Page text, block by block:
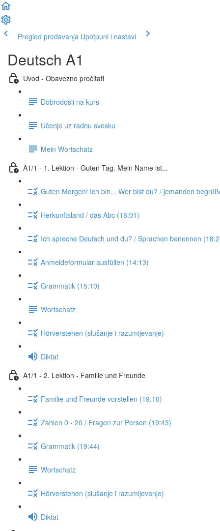
Pregled predavanja Upotpuni i nastavi
Deutsch A1
Uvod - Obavezno pročitati
Dobrodošli na kurs
Učenje uz radnu svesku
Mein Wortschatz
A1/1 - 1. Lektion - Guten Tag. Mein Name ist...
Guten Morgen! Ich bin... Wer bist du? / jemanden
Herkunftsland / das Abc (18:01)
Ich spreche Deutsch und du? / Sprachen benennen
Anmeldeformular ausfüllen (14:13)
Grammatik (15:10)
Wortschatz
Hörverstehen (slušanje i razumijevanje)
Diktat
A1/1 - 2. Lektion - Familie und Freunde
Familie und Freunde vorstellen (19:10)
Zahlen 0 - 20 / Fragen zur Person (19:43)
Grammatik (19:44)
Wortschatz
Hörverstehen (slušanje i razumijevanje)
Diktat